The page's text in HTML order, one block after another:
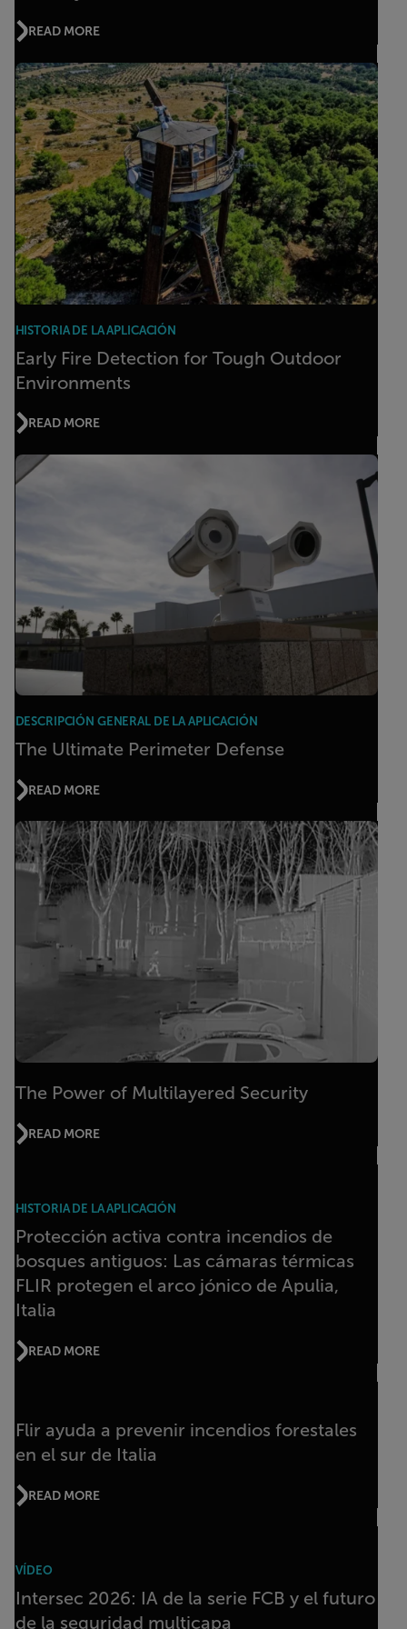
READ MORE
HISTORIA DE LA APLICACIÓN
Early Fire Detection for Tough Outdoor
Environments
READ MORE
DESCRIPCIÓN GENERAL DE LA APLICACIÓN
The Ultimate Perimeter Defense
READ MORE
The Power of Multilayered Security
READ MORE
HISTORIA DE LA APLICACIÓN
Protección activa contra incendios de
bosques antiguos: Las cámaras térmicas
FLIR protegen el arco jónico de Apulia,
Italia
READ MORE
Flir ayuda a prevenir incendios forestales
en el sur de Italia
READ MORE
VÍDEO
Intersec 2026: IA de la serie FCB y el futuro
de la seguridad multicapa